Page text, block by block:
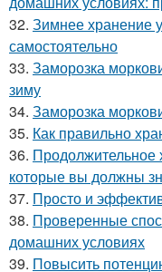
32. Зимнее хранение
самостоятельно
33. Заморозка
зиму
34. Заморозка
35. Как правильно
36. Продолжительное
которые вы должны
37. Просто и
38. Проверенные
домашних условиях
39. Повысить